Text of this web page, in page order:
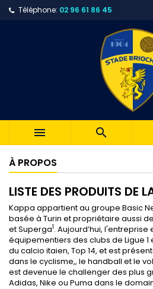
Téléphone: 02 96 61 86 45
 
À PROPOS
LISTE DES PRODUITS DE
Kappa appartient au groupe Basic
basée à Turin et propriétaire aussi
et Superga1 . Aujourd’hui,
équipementiers des clubs de Ligue 1
du calcio itaien, Top 14, et est
dans le cyclisme,, le handball et le
est devenue le challenger des plus
Adidas, Nike ou Puma dans le